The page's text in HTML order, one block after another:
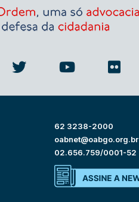
62 3238-2000
oabnet@oabgo.org.br
02.656.759/0001-52